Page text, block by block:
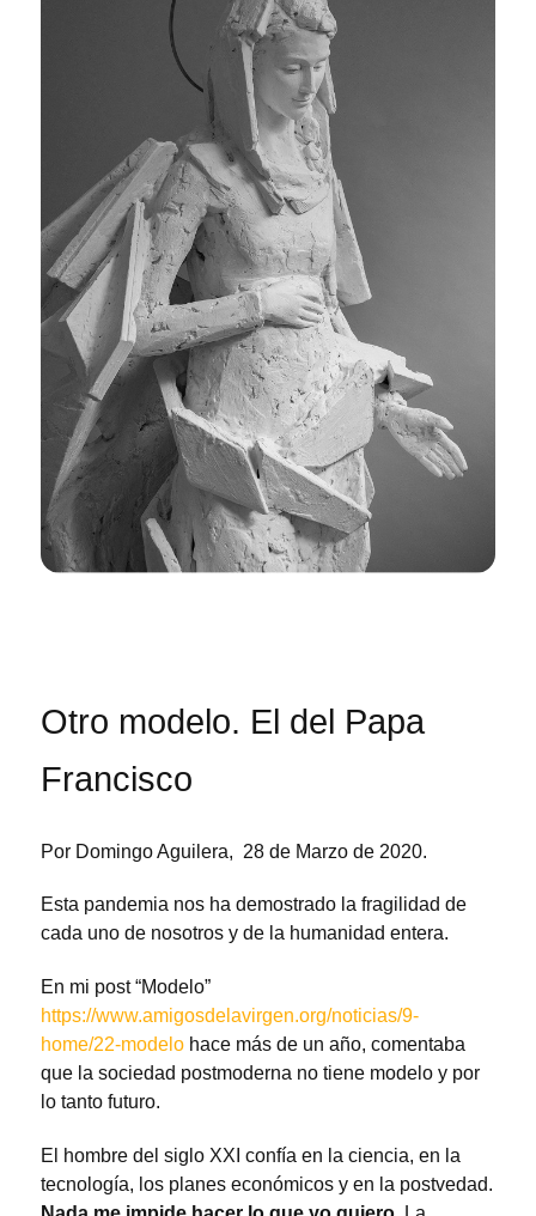
Otro modelo. El del Papa
Francisco
Por Domingo Aguilera, 28 de Marzo de 2020.
Esta pandemia nos ha demostrado la fragilidad de
cada uno de nosotros y de la humanidad entera.
En mi post “Modelo”
https://www.amigosdelavirgen.org/noticias/9-
home/22-modelo hace más de un año, comentaba
que la sociedad postmoderna no tiene modelo y por
lo tanto futuro.
El hombre del siglo XXI confía en la ciencia, en la
tecnología, los planes económicos y en la postvedad.